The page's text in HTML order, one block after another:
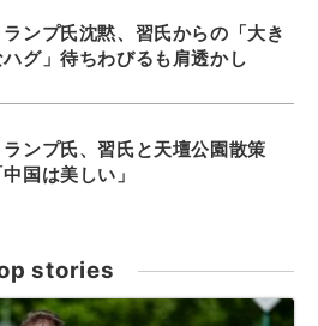
ランプ氏沈黙、習氏からの「大き
ハグ」待ちわびるも肩透かし
ランプ氏、習氏と天壇公園散策
中国は美しい」
stories